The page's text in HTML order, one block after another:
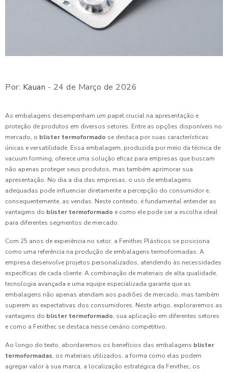
Por: Kauan - 24 de Março de 2026
As embalagens desempenham um papel crucial na apresentação e
proteção de produtos em diversos setores. Entre as opções disponíveis no
mercado, o blister termoformado se destaca por suas características
únicas e versatilidade. Essa embalagem, produzida por meio da técnica de
vacuum forming, oferece uma solução eficaz para empresas que buscam
não apenas proteger seus produtos, mas também aprimorar sua
apresentação. No dia a dia das empresas, o uso de embalagens
adequadas pode influenciar diretamente a percepção do consumidor e,
consequentemente, as vendas. Neste contexto, é fundamental entender as
vantagens do blister termoformado e como ele pode ser a escolha ideal
para diferentes segmentos de mercado.
Com 25 anos de experiência no setor, a Fenithec Plásticos se posiciona
como uma referência na produção de embalagens termoformadas. A
empresa desenvolve projetos personalizados, atendendo às necessidades
específicas de cada cliente. A combinação de materiais de alta qualidade,
tecnologia avançada e uma equipe especializada garante que as
embalagens não apenas atendam aos padrões de mercado, mas também
superem as expectativas dos consumidores. Neste artigo, exploraremos as
vantagens do blister termoformado, sua aplicação em diferentes setores
e como a Fenithec se destaca nesse cenário competitivo.
Ao longo do texto, abordaremos os benefícios das embalagens blister
termoformadas, os materiais utilizados, a forma como elas podem
agregar valor à sua marca, a localização estratégica da Fenithec, os